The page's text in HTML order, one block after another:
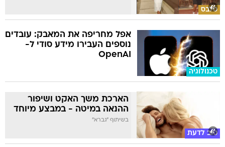
סלבס
טכנולוגיה
אפל מחריפה את המאבק: עובדים
נוספים העבירו מידע סודי ל-
OpenAI
טוב לדעת
הארכת משך האקט ושיפור
ההנאה במיטה - במבצע מיוחד
בשיתוף "גברא"